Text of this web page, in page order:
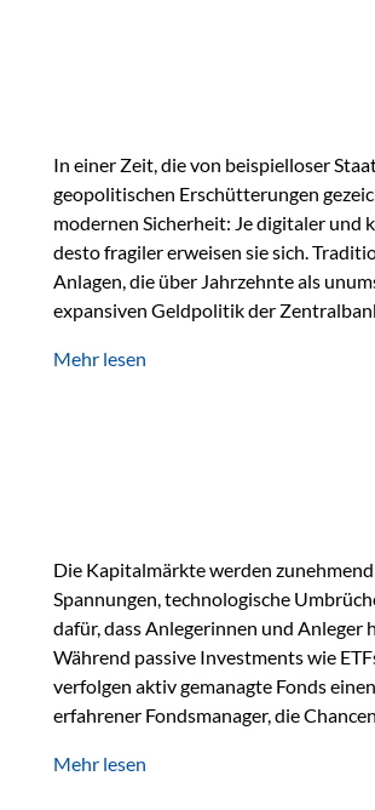
In einer Zeit, die von beispielloser
geopolitischen Erschütterungen
modernen Sicherheit: Je digitaler und
desto fragiler erweisen sie sich.
Anlagen, die über Jahrzehnte als
expansiven Geldpolitik der
die modernste und strategisch
Mehr lesen
Die Kapitalmärkte werden
Spannungen, technologische
dafür, dass Anlegerinnen und
Während passive Investments wie
verfolgen aktiv gemanagte Fonds
erfahrener Fondsmanager, die
geprägt ist, kann diese aktive
Mehr lesen